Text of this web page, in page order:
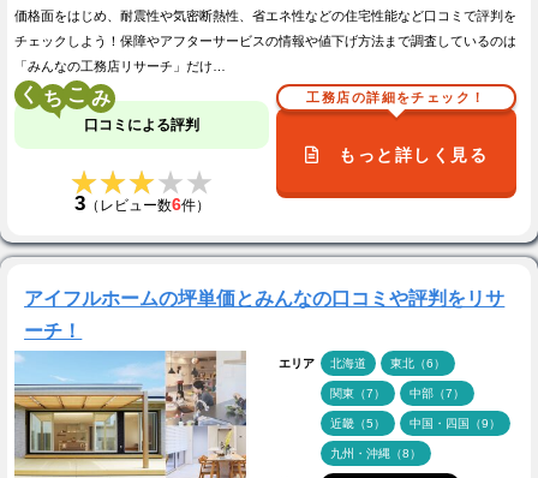
価格面をはじめ、耐震性や気密断熱性、省エネ性などの住宅性能など口コミで評判を
チェックしよう！保障やアフターサービスの情報や値下げ方法まで調査しているのは
「みんなの工務店リサーチ」だけ…
く こ
口コミによる評判
★★★★★
★★★★★
3（レビュー数6件）
工務店の詳細をチェック！
もっと詳しく見る
アイフルホームの坪単価とみんなの口コミや評判をリサ
ーチ！
エリア 北海道 東北（6）
関東（7） 中部（7）
近畿（5） 中国・四国（9）
九州・沖縄（8）